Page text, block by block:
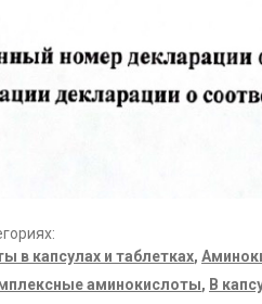
в капсулах и таблетках,
аминокислоты, В